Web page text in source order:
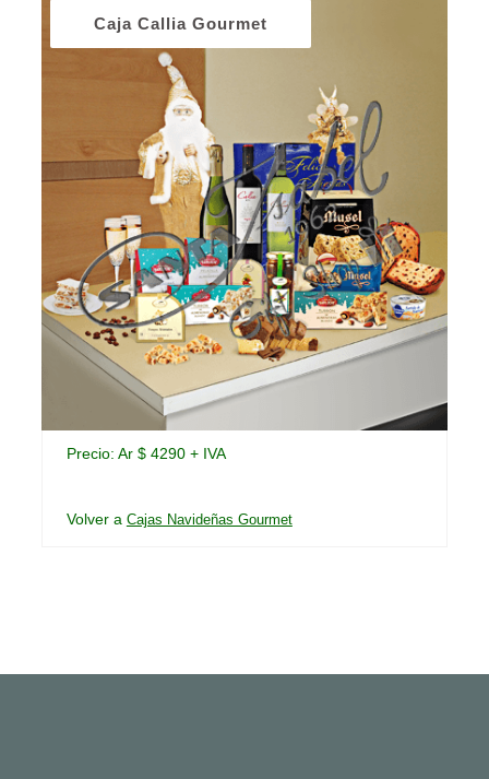
Caja Callia Gourmet
Precio: Ar $ 4290 + IVA
Volver a Cajas Navideñas Gourmet